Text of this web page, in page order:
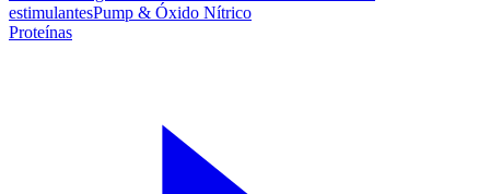
estimulantesPump & Óxido Nítrico
Proteínas